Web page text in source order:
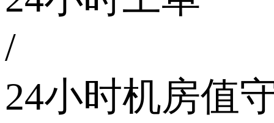
/
24小时机房值